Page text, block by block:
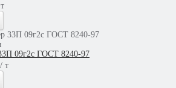
09г2с ГОСТ 8240-97
т